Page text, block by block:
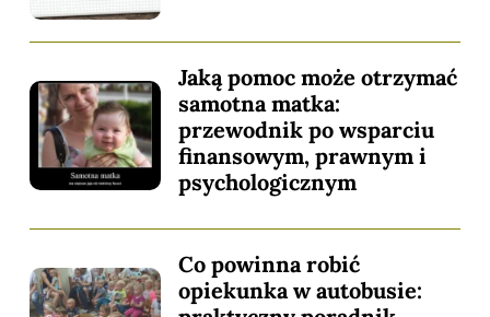
Jaką pomoc może otrzymać
samotna matka:
przewodnik po wsparciu
finansowym, prawnym i
psychologicznym
Co powinna robić
opiekunka w autobusie: